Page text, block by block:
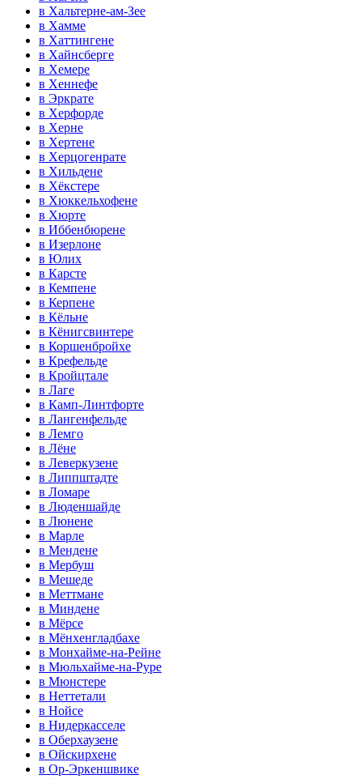
в Хальтерне-ам-Зее
в Хамме
в Хаттингене
в Хайнсберге
в Хемере
в Хеннефе
в Эркрате
в Херфорде
в Херне
в Хертене
в Херцогенрате
в Хильдене
в Хёкстере
в Хюккельхофене
в Хюрте
в Иббенбюрене
в Изерлоне
в Юлих
в Карсте
в Кемпене
в Керпене
в Кёльне
в Кёнигсвинтере
в Коршенбройхе
в Крефельде
в Кройцтале
в Лаге
в Камп-Линтфорте
в Лангенфельде
в Лемго
в Лёне
в Леверкузене
в Липпштадте
в Ломаре
в Люденшайде
в Люнене
в Марле
в Мендене
в Мербуш
в Мешеде
в Меттмане
в Миндене
в Мёрсе
в Мёнхенгладбахе
в Монхайме-на-Рейне
в Мюльхайме-на-Руре
в Мюнстере
в Неттетали
в Нойсе
в Нидеркасселе
в Оберхаузене
в Ойскирхене
в Ор-Эркеншвике